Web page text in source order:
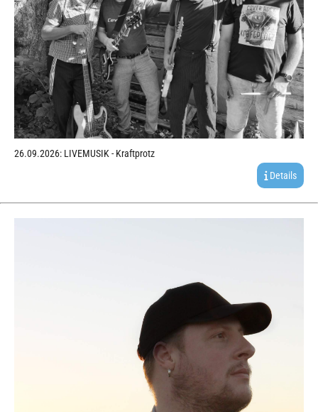
26.09.2026: LIVEMUSIK - Kraftprotz
Details